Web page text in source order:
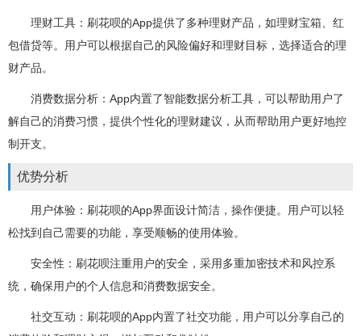
理财工具：刷花呗的App提供了多种理财产品，如理财宝箱、红
包借贷等。用户可以根据自己的风险偏好和理财目标，选择适合的理
财产品。
消费数据分析：App内置了智能数据分析工具，可以帮助用户了
解自己的消费习惯，提供个性化的理财建议，从而帮助用户更好地控
制开支。
优势分析
用户体验：刷花呗的App界面设计简洁，操作便捷。用户可以轻
松找到自己需要的功能，享受顺畅的使用体验。
安全性：刷花呗注重用户的安全，采用多重加密技术和风控系
统，确保用户的个人信息和消费数据安全。
社交互动：刷花呗的App内置了社交功能，用户可以分享自己的